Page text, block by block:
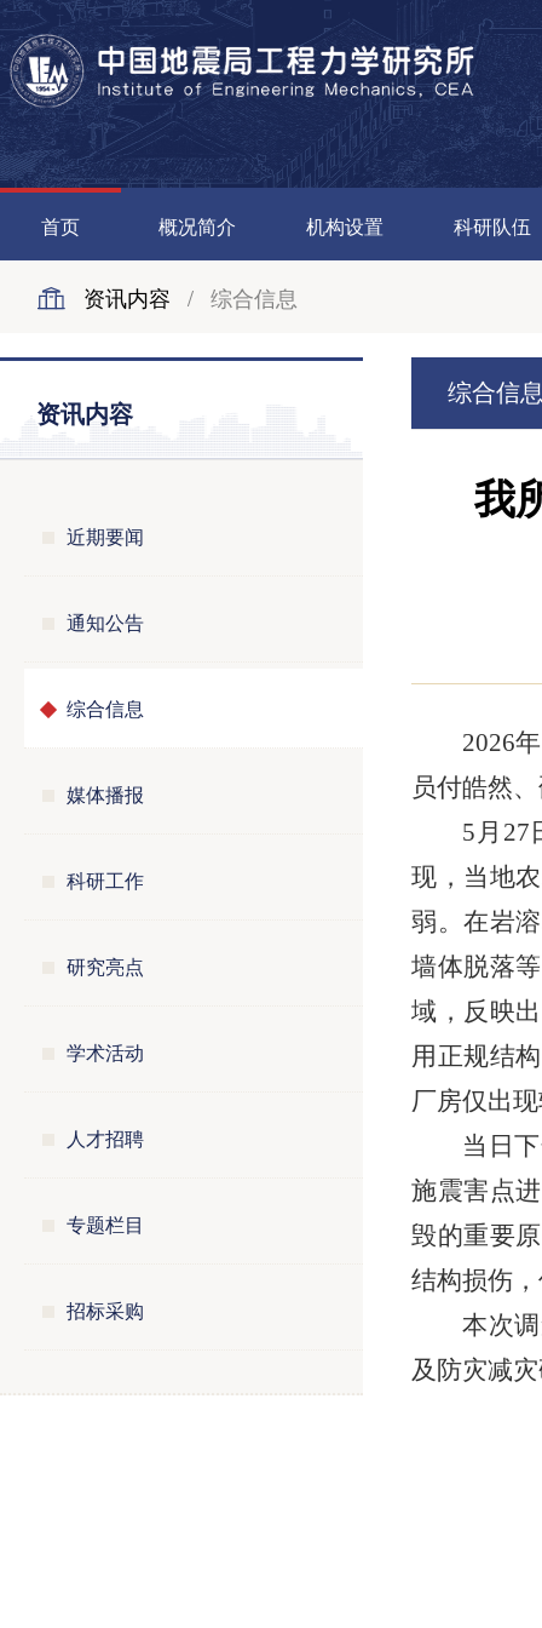
首页 概况简介 机构设置 科研队伍
资讯内容 / 综合信息
资讯内容
近期要闻
通知公告
综合信息
媒体播报
科研工作
研究亮点
学术活动
人才招聘
专题栏目
招标采购
综合信
我
2026
员付皓然
5月27
现，当地
弱。在岩
墙体脱落
域，反映
用正规结
厂房仅出
当日
施震害点
毁的重要
结构损伤
本次
及防灾减